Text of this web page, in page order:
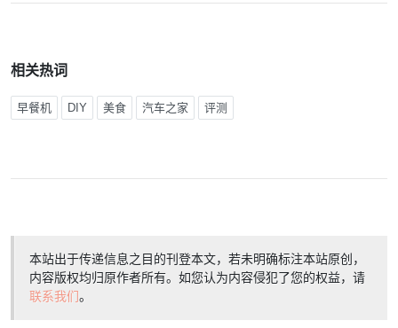
相关热词
早餐机 DIY 美食 汽车之家 评测
本站出于传递信息之目的刊登本文，若未明确标注本站原创，
内容版权均归原作者所有。如您认为内容侵犯了您的权益，请
联系我们。